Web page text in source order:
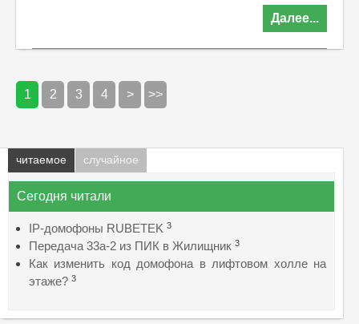
Далее...
1 2 3 4 > >>
читаемое случайное
Сегодня читали
IP-домофоны RUBETEK 3
Передача 33а-2 из ПИК в Жилищник 3
Как изменить код домофона в лифтовом холле на
этаже? 3